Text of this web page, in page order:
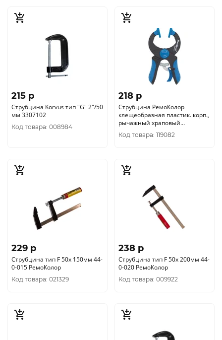
215 p
Струбцина Korvus тип "G" 2"/50
мм 3307102
Код товара: 008984
218 p
Струбцина РемоКолор
клещеобразная пластик. корп.,
рычажный храповый
механизм, 4"/100, (шт.) 44-2-
010
Код товара: 119082
229 p
Струбцина тип F 50х 150мм 44-
0-015 РемоКолор
Код товара: 021329
238 p
Струбцина тип F 50х 200мм 44-
0-020 РемоКолор
Код товара: 009922